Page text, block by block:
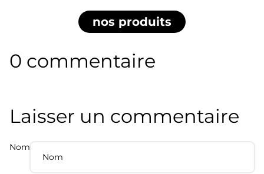
nos produits
0 commentaire
Laisser un commentaire
Nom